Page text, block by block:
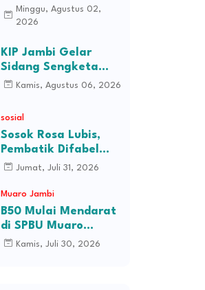
Kendaraan
Perusahaan,
Desa Kec Tebo Ilir
Bakal Blokade Jalan
Minggu, Agustus 02,
2026
KIP Jambi Gelar
Sidang Sengketa
Informasi Dugaan
Kamis, Agustus 06, 2026
sosial
Sosok Rosa Lubis,
Pembatik Difabel
Jambi di Balik
Batik Ibu Gubernur
Jumat, Juli 31, 2026
Muaro Jambi
B50 Mulai Mendarat
di SPBU Muaro
Jambi, Stok Ludes
Kamis, Juli 30, 2026